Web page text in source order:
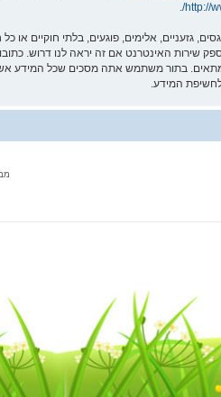
http://
.
גזעניים, אלימים, פוגעים, בלתי חוקיים
לחשיפת המידע.